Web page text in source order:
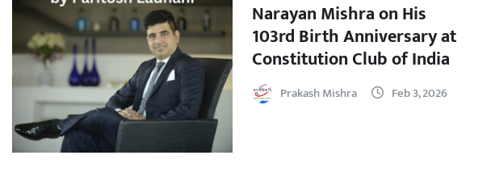
Narayan Mishra on His
103rd Birth Anniversary at
Constitution Club of India
Prakash Mishra Feb 3, 2026